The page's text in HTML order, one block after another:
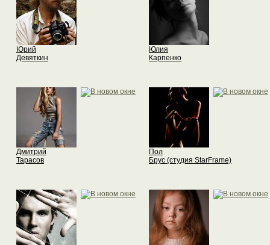
Юрий
Девяткин
Юлия
Карпенко
Дмитрий
Тарасов
Пол
Брус (студия StarFrame)